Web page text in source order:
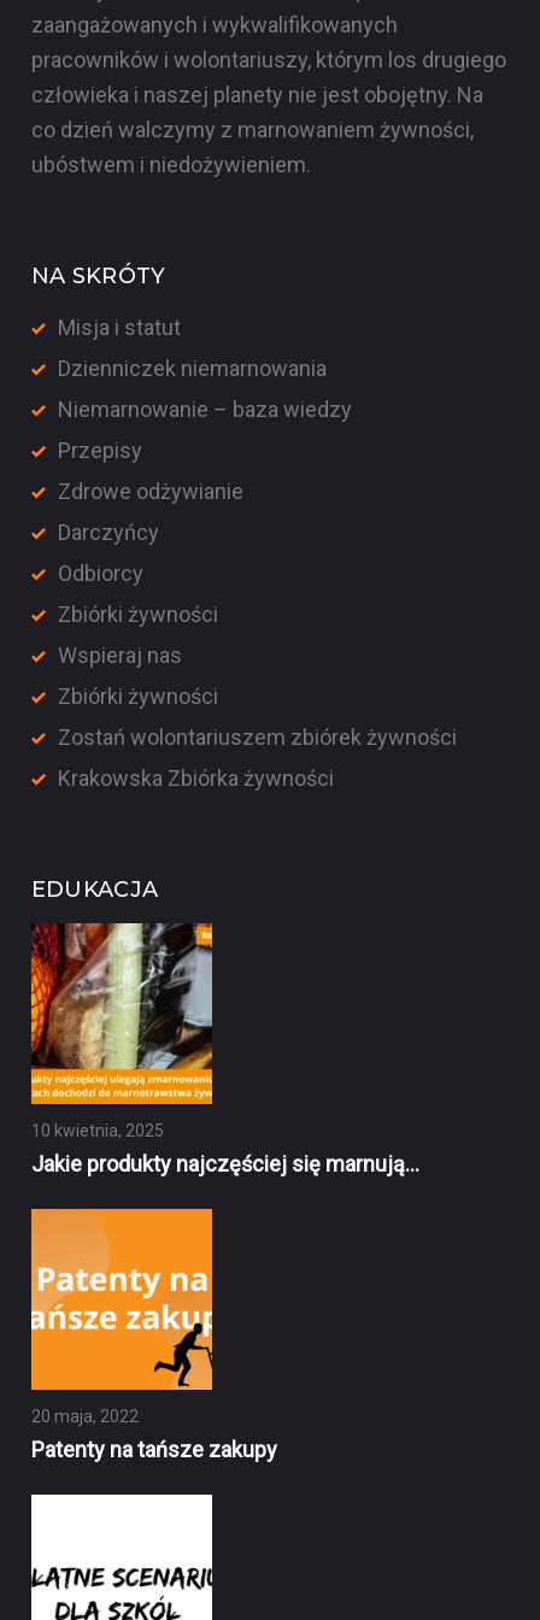
zaangażowanych i wykwalifikowanych
pracowników i wolontariuszy, którym los drugiego
człowieka i naszej planety nie jest obojętny. Na
co dzień walczymy z marnowaniem żywności,
ubóstwem i niedożywieniem.
NA SKRÓTY
Misja i statut
Dzienniczek niemarnowania
Niemarnowanie – baza wiedzy
Przepisy
Zdrowe odżywianie
Darczyńcy
Odbiorcy
Zbiórki żywności
Wspieraj nas
Zbiórki żywności
Zostań wolontariuszem zbiórek żywności
Krakowska Zbiórka żywności
EDUKACJA
10 kwietnia, 2025
Jakie produkty najczęściej się marnują…
20 maja, 2022
Patenty na tańsze zakupy